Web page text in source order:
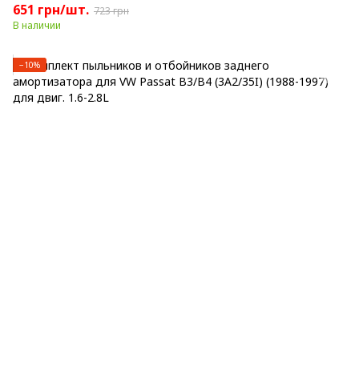
651 грн/шт. 723 грн
В наличии
−10%